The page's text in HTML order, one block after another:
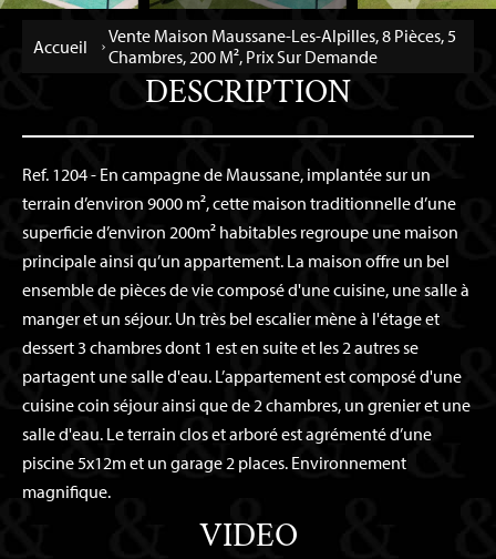
Accueil
Vente Maison Maussane-Les-Alpilles, 8 Pièces, 5
Chambres, 200 M², Prix Sur Demande
DESCRIPTION
Ref. 1204 - En campagne de Maussane, implantée sur un
terrain d’environ 9000 m², cette maison traditionnelle d’une
superficie d’environ 200m² habitables regroupe une maison
principale ainsi qu’un appartement. La maison offre un bel
ensemble de pièces de vie composé d'une cuisine, une salle à
manger et un séjour. Un très bel escalier mène à l'étage et
dessert 3 chambres dont 1 est en suite et les 2 autres se
partagent une salle d'eau. L’appartement est composé d'une
cuisine coin séjour ainsi que de 2 chambres, un grenier et une
salle d'eau. Le terrain clos et arboré est agrémenté d’une
piscine 5x12m et un garage 2 places. Environnement
magnifique.
VIDEO